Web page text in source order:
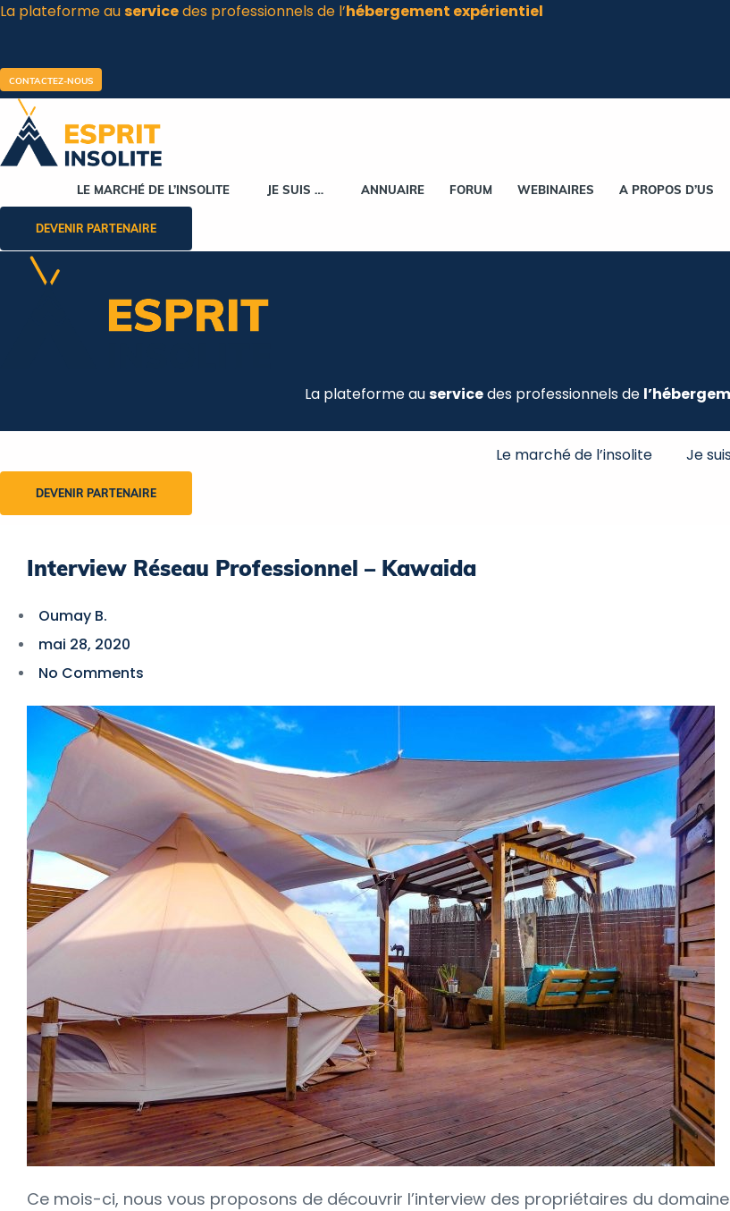
Aller
contenu
La plateforme auservicedes professionnels de l’hébergement expérientiel
CONTACTEZ-NOUS
LE MARCHÉ DE L’INSOLITE JE SUIS … ANNUAIRE FORUM WEBINAIRES A PROPOS D’US
DEVENIR PARTENAIRE
La plateforme auservicedes professionnels de
Le marché de l’insolite Je
DEVENIR PARTENAIRE
Interview Réseau Professionnel – Kawaida
Oumay B.
mai 28, 2020
No Comments
Ce mois-ci, nous vous proposons de découvrir l’interview des propriétaires du domaine